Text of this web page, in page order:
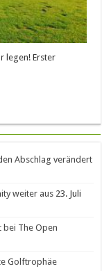
legen! Erster
Abschlag verändert
weiter aus 23. Juli
bei The Open
Golftrophäe